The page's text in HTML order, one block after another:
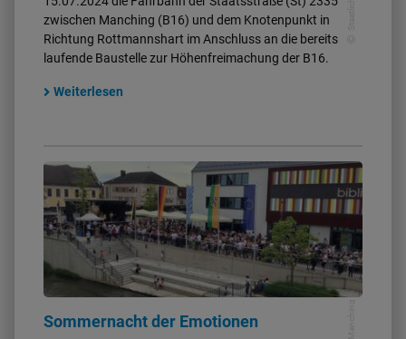
zwischen Manching (B16) und dem Knotenpunkt in
Richtung Rottmannshart im Anschluss an die bereits
laufende Baustelle zur Höhenfreimachung der B16.
Weiterlesen
Sommernacht der Emotionen